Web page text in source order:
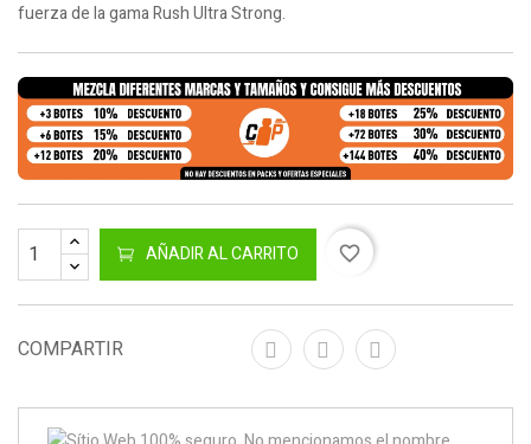
fuerza de la gama Rush Ultra Strong.
AÑADIR AL CARRITO favorite_border
COMPARTIR